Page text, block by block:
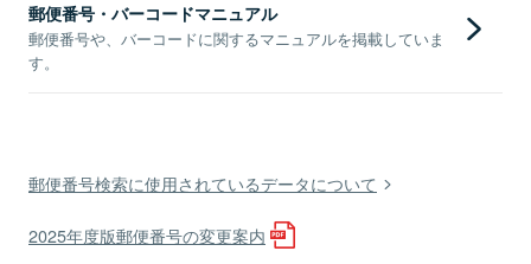
郵便番号・バーコードマニュアル
郵便番号や、バーコードに関するマニュアルを掲載していま
す。
郵便番号検索に使用されているデータについて
2025年度版郵便番号の変更案内